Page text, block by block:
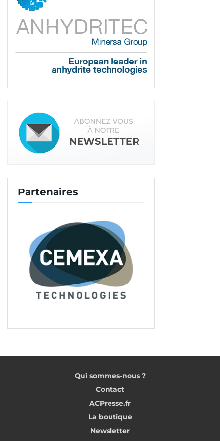
L’étude de Ciguë sur les chapes de plâtre a été
réalisée avec l’appui de l’usine de transformation
de gypse en plâtre Vieujot, située à Soisy-sous-
Montmorency, dans le Val d’Oise, en collaboration
avec des chercheurs du laboratoire “
procédés d’élaboration des matériaux”
l’université Gustave Eiffel, et le bureau d’études Le
Sommer.
Elle a bénéficié du soutien de Pavillon de l’Arsenal,
créée par le Pavillon de l’Arsenal avec le soutien de
(voitures) et EDF. La démarche de l’agence est une
illustration parfaite de ce programme.
Parcelle du Haut-Montreuil en cours de recomposition et de
génération de gravats.
[©Cigüe, Vanille Busin]
Partenaires
Qui sommes-nous ?
Contact
ACPresse.fr
La boutique
Newsletter